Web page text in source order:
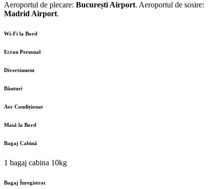
Aeroportul de plecare: București Airport. Aeroportul de sosire:
Madrid Airport.
Wi-Fi la Bord
Ecran Personal
Divertisment
Băuturi
Aer Condiționat
Masă la Bord
Bagaj Cabină
1 bagaj cabina 10kg
Bagaj Înregistrat